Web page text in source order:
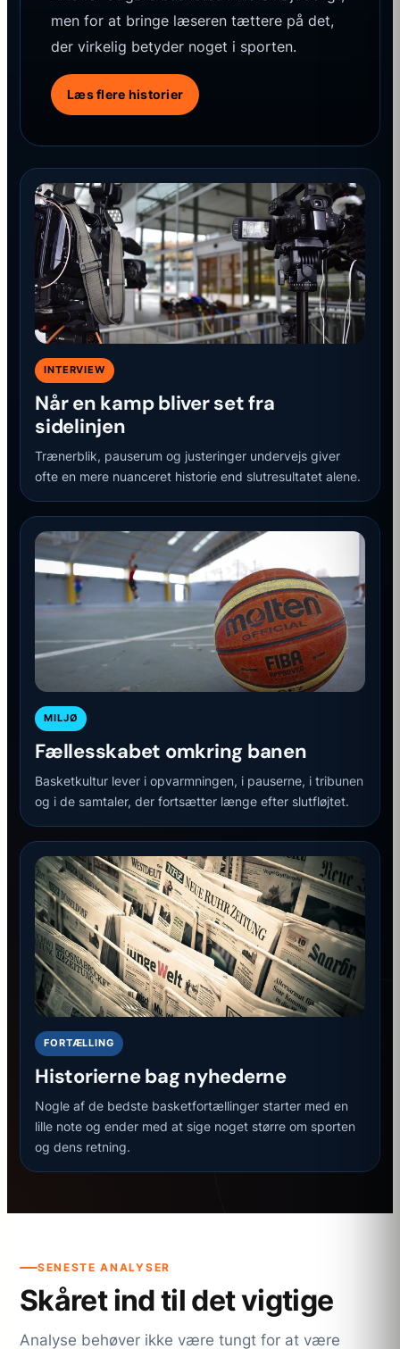
men for at bringe læseren tættere på det,
der virkelig betyder noget i sporten.
Læs flere historier
INTERVIEW
Når en kamp bliver set fra
sidelinjen
Trænerblik, pauserum og justeringer undervejs giver
ofte en mere nuanceret historie end slutresultatet alene.
MILJØ
Fællesskabet omkring banen
Basketkultur lever i opvarmningen, i pauserne, i tribunen
og i de samtaler, der fortsætter længe efter slutfløjtet.
FORTÆLLING
Historierne bag nyhederne
Nogle af de bedste basketfortællinger starter med en
lille note og ender med at sige noget større om sporten
og dens retning.
SENESTE ANALYSER
Skåret ind til det vigtige
Analyse behøver ikke være tungt for at være